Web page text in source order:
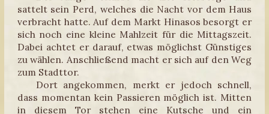
sattelt sein Perd, welches die Nacht vor dem Haus
verbracht hatte. Auf dem Markt Hinasos besorgt er
sich noch eine kleine Mahlzeit für die Mittagszeit.
Dabei achtet er darauf, etwas möglichst Günstiges
zu wählen. Anschließend macht er sich auf den Weg
zum Stadttor.
Dort angekommen, merkt er jedoch schnell,
dass momentan kein Passieren möglich ist. Mitten
in diesem Tor stehen eine Kutsche und ein